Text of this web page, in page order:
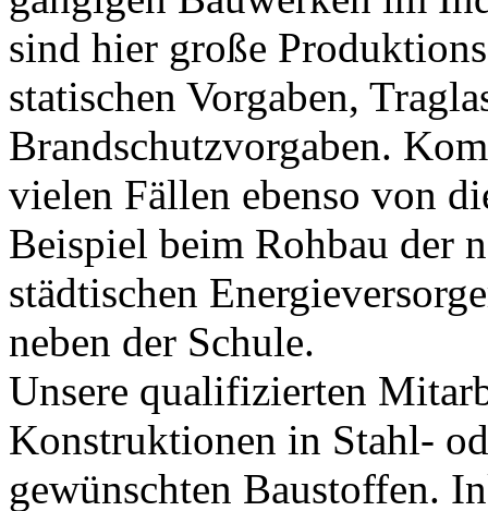
sind hier große
statischen Vorgaben,
Brandschutzvorgaben.
vielen Fällen ebenso von
Beispiel beim Rohbau der
städtischen
neben der Schule.
Unsere qualifizierten
Konstruktionen in Stahl-
gewünschten Baustoffen.